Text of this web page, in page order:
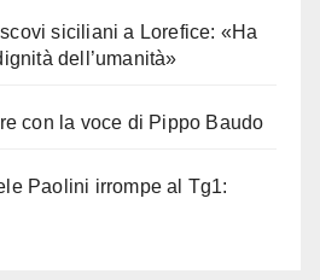
siciliani a Lorefice: «Ha
dell’umanità»
con la voce di Pippo Baudo
Paolini irrompe al Tg1: